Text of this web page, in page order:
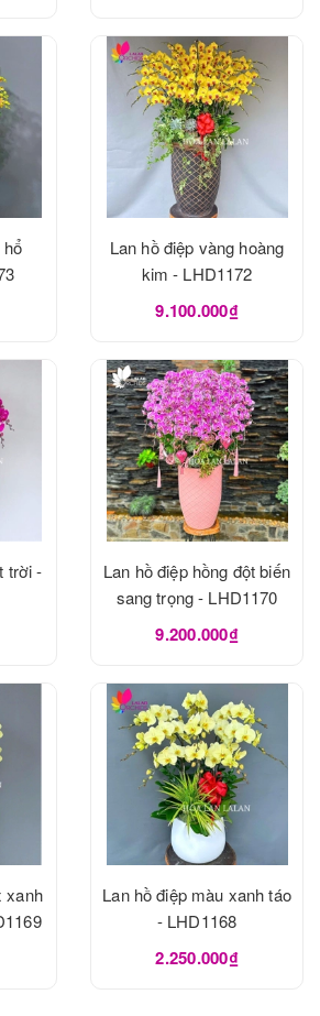
hổ
Lan hồ điệp vàng hoàng
kim - LHD1172
9.100.000₫
trời -
Lan hồ điệp hồng đột biến
sang trọng - LHD1170
9.200.000₫
xanh
Lan hồ điệp màu xanh táo
- LHD1168
2.250.000₫